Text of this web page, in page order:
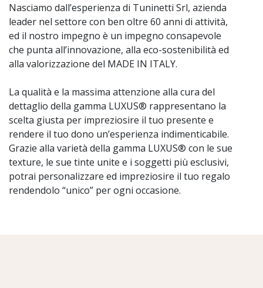
Nasciamo dall’esperienza di Tuninetti Srl, azienda
leader nel settore con ben oltre 60 anni di attività,
ed il nostro impegno è un impegno consapevole
che punta all’innovazione, alla eco-sostenibilità ed
alla valorizzazione del MADE IN ITALY.
La qualità e la massima attenzione alla cura del
dettaglio della gamma LUXUS® rappresentano la
scelta giusta per impreziosire il tuo presente e
rendere il tuo dono un’esperienza indimenticabile.
Grazie alla varietà della gamma LUXUS® con le sue
texture, le sue tinte unite e i soggetti più esclusivi,
potrai personalizzare ed impreziosire il tuo regalo
rendendolo “unico” per ogni occasione.